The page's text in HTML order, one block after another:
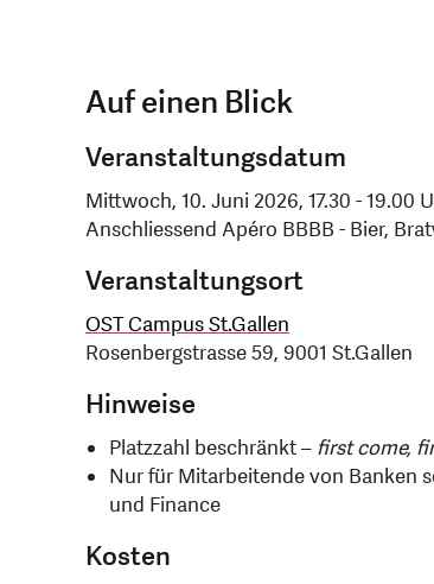
Auf einen Blick
Veranstaltungsdatum
Mittwoch, 10. Juni 2026, 17.30 - 19.00
Anschliessend Apéro BBBB - Bier,
Veranstaltungsort
OST Campus St.Gallen
Rosenbergstrasse 59, 9001 St.Gallen
Hinweise
Platzzahl beschränkt – first come,
Nur für Mitarbeitende von Banken
und Finance
Kosten